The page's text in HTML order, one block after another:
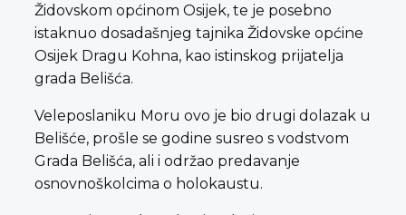
Židovskom općinom Osijek, te je posebno
istaknuo dosadašnjeg tajnika Židovske općine
Osijek Dragu Kohna, kao istinskog prijatelja
grada Belišća.
Veleposlaniku Moru ovo je bio drugi dolazak u
Belišće, prošle se godine susreo s vodstvom
Grada Belišća, ali i održao predavanje
osnovnoškolcima o holokaustu.